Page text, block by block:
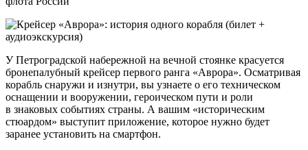
У Петроградской набережной на вечной стоянке красуется
бронепалубный крейсер первого ранга «Аврора». Осматривая
корабль снаружи и изнутри, вы узнаете о его техническом
оснащении и вооружении, героическом пути и роли
в знаковых событиях страны. А вашим «историческим
стюардом» выступит приложение, которое нужно будет
заранее установить на смартфон.